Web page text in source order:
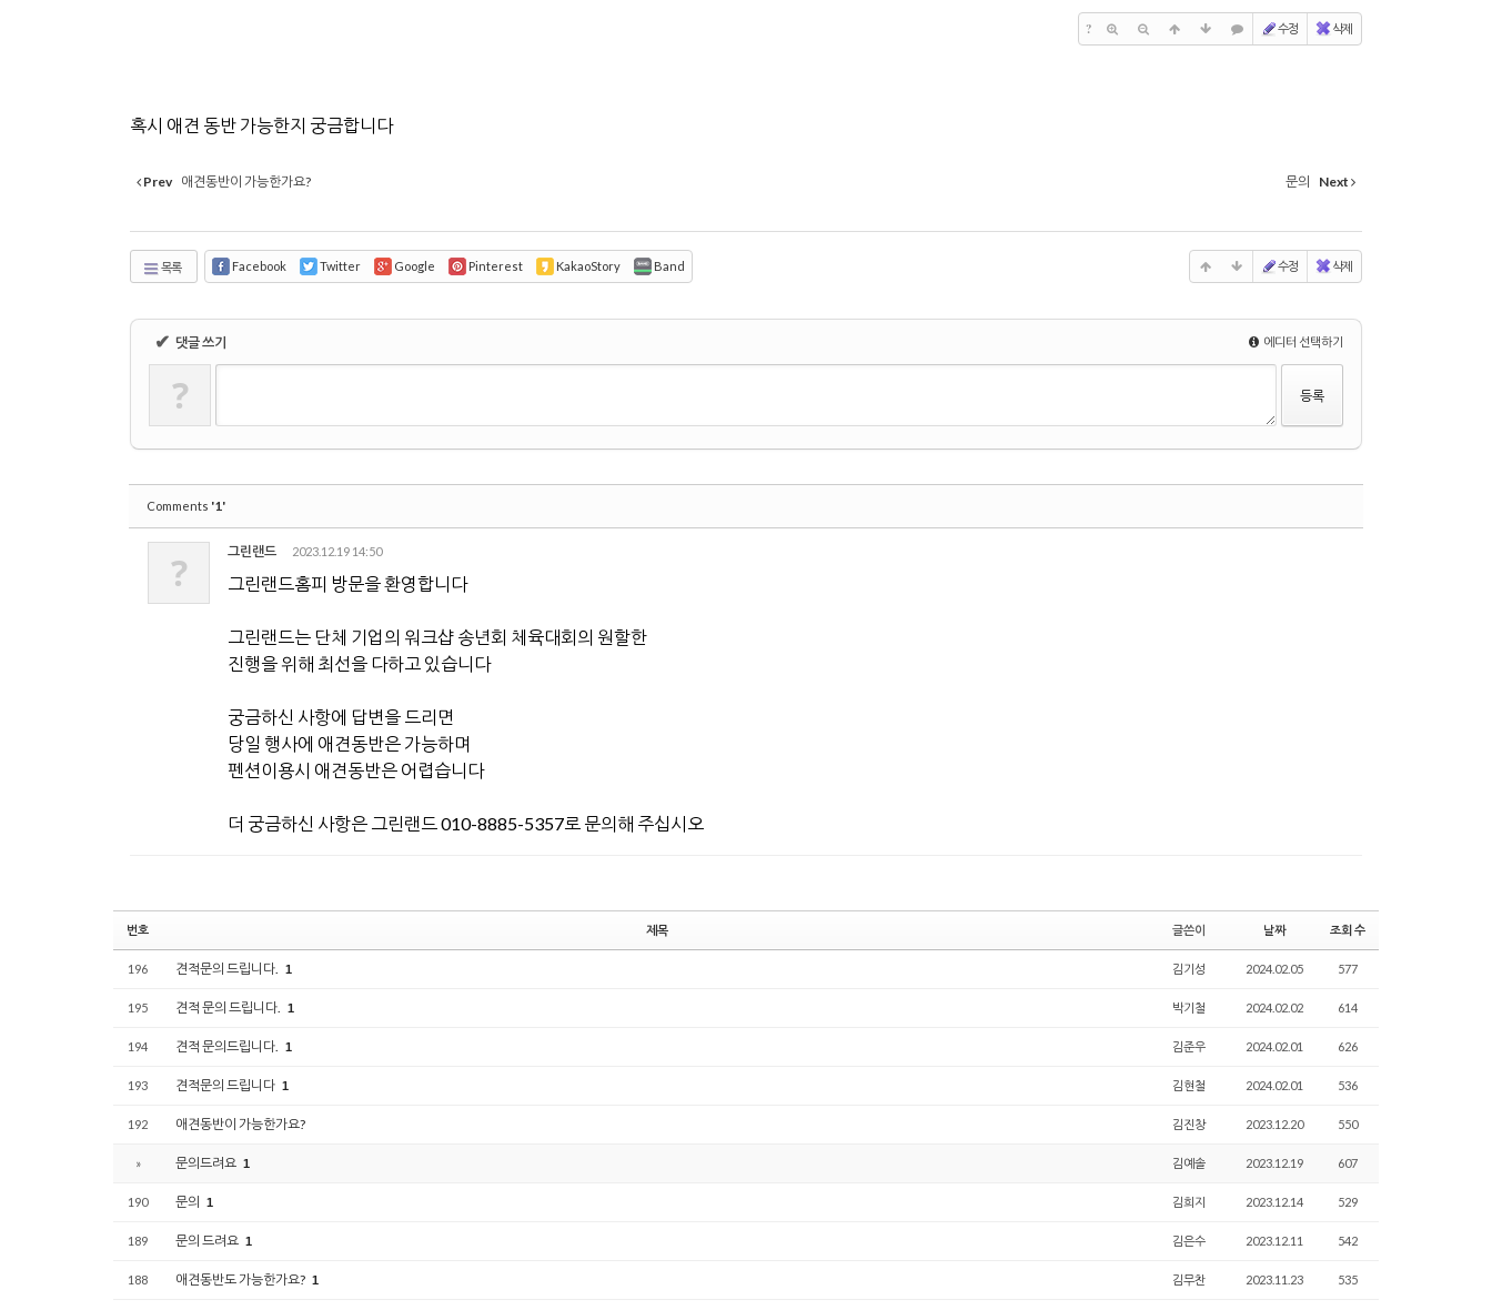
? 수정 삭제
혹시 애견 동반 가능한지 궁금합니다
Prev 애견동반이 가능한가요? 문의 Next
목록 Facebook Twitter Google Pinterest KakaoStory Band 수정 삭제
✔ 댓글 쓰기 에디터 선택하기
?
Comments '1'
? 그린랜드 2023.12.19 14:50
그린랜드홈피 방문을 환영합니다
그린랜드는 단체 기업의 워크샵 송년회 체육대회의 원할한
진행을 위해 최선을 다하고 있습니다
궁금하신 사항에 답변을 드리면
당일 행사에 애견동반은 가능하며
펜션이용시 애견동반은 어렵습니다
더 궁금하신 사항은 그린랜드 010-8885-5357로 문의해 주십시오
번호 제목 글쓴이 날짜 조회 수
196 견적문의 드립니다. 1 김기성 2024.02.05 577
195 견적 문의 드립니다. 1 박기철 2024.02.02 614
194 견적 문의드립니다. 1 김준우 2024.02.01 626
193 견적문의 드립니다 1 김현철 2024.02.01 536
192 애견동반이 가능한가요? 김진창 2023.12.20 550
» 문의드려요 1 김예솔 2023.12.19 607
190 문의 1 김희지 2023.12.14 529
189 문의 드려요 1 김은수 2023.12.11 542
188 애견동반도 가능한가요? 1 김무찬 2023.11.23 535